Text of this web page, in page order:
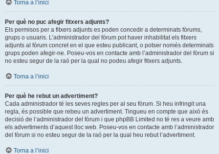
Torna a l’inici
Per què no puc afegir fitxers adjunts?
Els permisos per a fitxers adjunts es poden concedir a determinats fòrums,
grups o usuaris. L’administrador del fòrum pot haver inhabilitat els fitxers
adjunts al fòrum concret en el que esteu publicant, o potser només determinats
grups poden afegir-ne. Poseu-vos en contacte amb l’administrador del fòrum si
no esteu segur de la raó per la qual no podeu afegir fitxers adjunts.
Torna a l’inici
Per què he rebut un advertiment?
Cada administrador té les seves regles per al seu fòrum. Si heu infringit una
regla, és possible que rebeu un advertiment. Tingueu en compte que això és
decisió de l’administrador del fòrum i que phpBB Limited no té res a veure amb
els advertiments d’aquest lloc web. Poseu-vos en contacte amb l’administrador
del fòrum si no esteu segur de la raó per la qual heu rebut l’advertiment.
Torna a l’inici